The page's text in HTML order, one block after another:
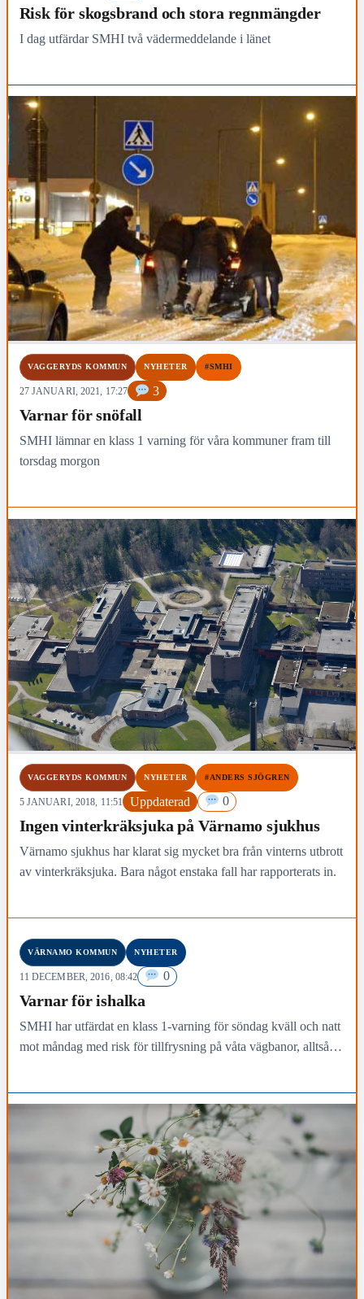
Risk för skogsbrand och stora regnmängder
I dag utfärdar SMHI två vädermeddelande i länet
VAGGERYDS KOMMUN NYHETER #SMHI
27 JANUARI, 2021, 17:27 3
Varnar för snöfall
SMHI lämnar en klass 1 varning för våra kommuner fram till
torsdag morgon
VAGGERYDS KOMMUN NYHETER #ANDERS SJÖGREN
5 JANUARI, 2018, 11:51 Uppdaterad 0
Ingen vinterkräksjuka på Värnamo sjukhus
Värnamo sjukhus har klarat sig mycket bra från vinterns utbrott
av vinterkräksjuka. Bara något enstaka fall har rapporterats in.
VÄRNAMO KOMMUN NYHETER
11 DECEMBER, 2016, 08:42 0
Varnar för ishalka
SMHI har utfärdat en klass 1-varning för söndag kväll och natt
mot måndag med risk för tillfrysning på våta vägbanor, alltså